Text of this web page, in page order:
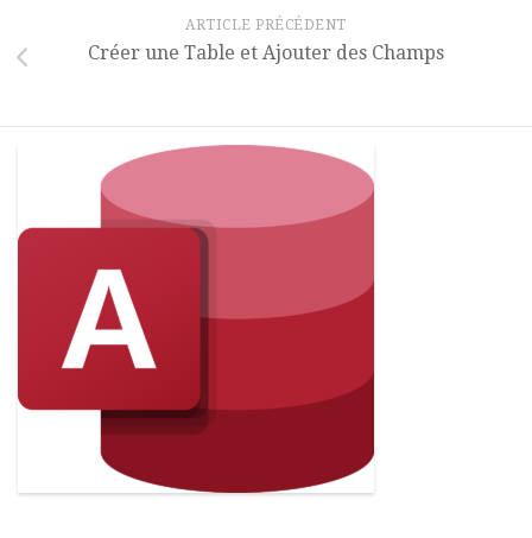
ARTICLE PRÉCÉDENT
Créer une Table et Ajouter des Champs